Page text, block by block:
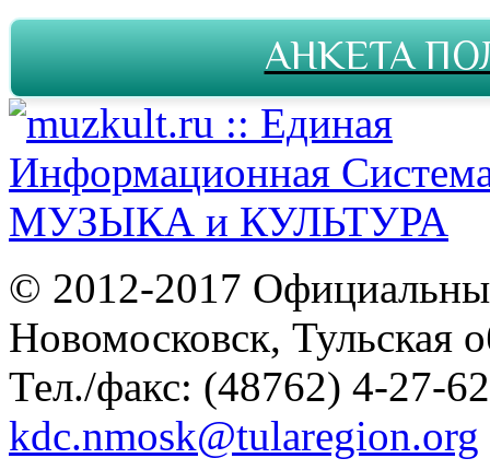
АНКЕТА
© 2012-2017
Новомосковск, Тульская
Тел./факс: (48762) 4-27-
kdc.nmosk@tularegion.org